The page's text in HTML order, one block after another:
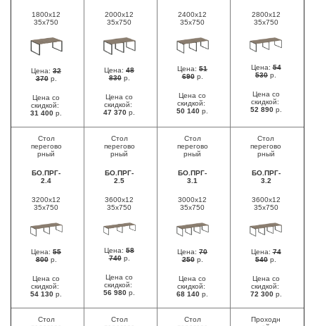
1800x12
35x750
Цена: 32
370р.
Цена со
скидкой:
31 400 р.
2000x12
35x750
Цена: 48
830р.
Цена со
скидкой:
47 370 р.
2400x12
35x750
Цена: 51
690р.
Цена со
скидкой:
50 140 р.
2800x12
35x750
Цена:54
530 р.
Цена со
скидкой:
52 890р.
Стол
перегово
рный
БО.ПРГ-
2.4
3200x12
35x750
Цена: 55
800р.
Цена со
скидкой:
54 130 р.
Стол
перегово
рный
БО.ПРГ-
2.5
3600x12
35x750
Цена: 58
740р.
Цена со
скидкой:
56 980 р.
Стол
перегово
рный
БО.ПРГ-
3.1
3000x12
35x750
Цена: 70
250р.
Цена со
скидкой:
68 140 р.
Стол
перегово
рный
БО.ПРГ-
3.2
3600x12
35x750
Цена:74
540 р.
Цена со
скидкой:
72 300р.
Стол
Стол
Стол
Проходн